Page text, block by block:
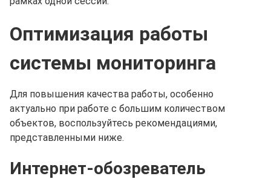
Оптимизация работы
системы мониторинга
Для повышения качества работы, особенно
актуально при работе с большим количеством
объектов, воспользуйтесь рекомендациями,
представленными ниже.
Интернет-обозреватель